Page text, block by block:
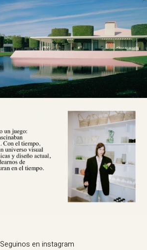
Seguinos en instagram